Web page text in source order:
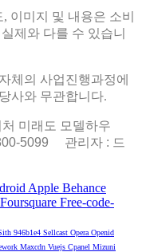
이미지 및 내용은 소비
제와 다를 수 있습니
체의 사업진행과정에
사와 무관합니다.
미래도 모델하우
5099 관리자 : 드
Apple Behance
Foursquare Free-code-
946b1e4 Sellcast Opera Openid
Maxcdn Vuejs Cpanel Mizuni